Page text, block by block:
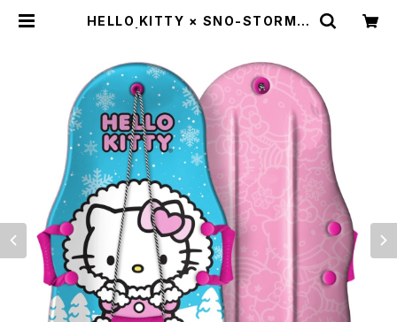
HELLO KITTY × SNO-STORM 3